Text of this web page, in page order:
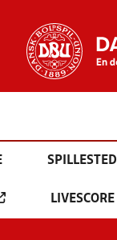
SPILLESTED
LIVESCORE